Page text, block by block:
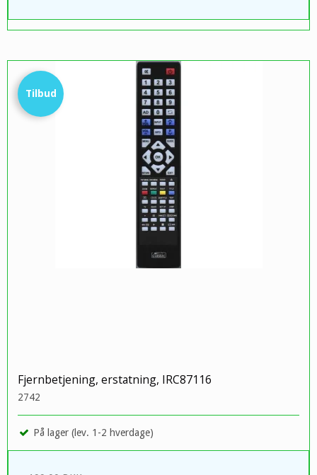
Tilbud
Fjernbetjening, erstatning, IRC87116
2742
På lager (lev. 1-2 hverdage)